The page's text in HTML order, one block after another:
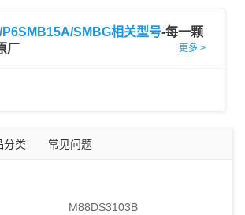
SMBG相关型号-每一颗
厂
更多 >
分类 常见问题
M88DS3103B